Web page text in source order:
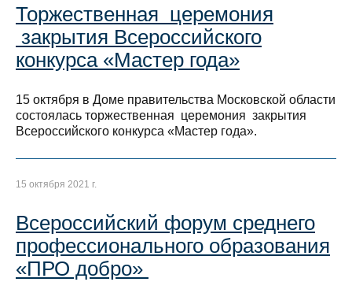
Торжественная церемония
закрытия Всероссийского
конкурса «Мастер года»
15 октября в Доме правительства Московской области
состоялась торжественная церемония закрытия
Всероссийского конкурса «Мастер года».
15 октября 2021 г.
Всероссийский форум среднего
профессионального образования
«ПРО добро»